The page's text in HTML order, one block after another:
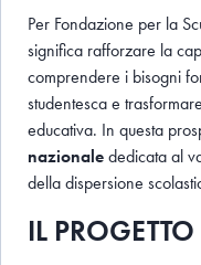
Per Fondazione per la
significa rafforzare la
comprendere i bisogni
studentesca e
educativa. In questa
nazionalededicata al
della dispersione
IL PROGETTO